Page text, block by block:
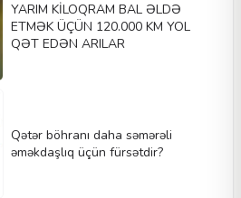
YARIM KİLOQRAM BAL ƏLDƏ
ETMƏK ÜÇÜN 120.000 KM YOL
QƏT EDƏN ARILAR
Qətər böhranı daha səmərəli
əməkdaşlıq üçün fürsətdir?